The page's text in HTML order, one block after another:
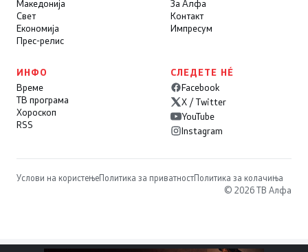
Македонија
Свет
Економија
Прес-релис
За Алфа
Контакт
Импресум
ИНФО
Време
ТВ програма
Хороскоп
RSS
СЛЕДЕТЕ НÉ
Facebook
X / Twitter
YouTube
Instagram
Услови на користењеПолитика за приватностПолитика за колачиња
© 2026 ТВ Алфа